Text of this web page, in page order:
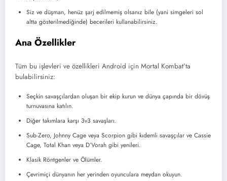
Siz ve düşman, henüz şarj edilmemiş olsanız bile (yani simgeleri sol
altta gösterilmediğinde) becerileri kullanabilirsiniz.
Ana Özellikler
Tüm bu işlevleri ve özellikleri Android için Mortal Kombat’ta
bulabilirsiniz:
Seçkin savaşçılardan oluşan bir ekip kurun ve dünya çapında bir dövüş
turnuvasına katılın.
Diğer takımlara karşı 3v3 savaşları.
Sub-Zero, Johnny Cage veya Scorpion gibi kıdemli savaşçılar ve Cassie
Cage, Total Khan veya D’Vorah gibi yenileri.
Klasik Röntgenler ve Ölümler.
Çevrimiçi dünyanın her yerinden oyunculara meydan okuyun.